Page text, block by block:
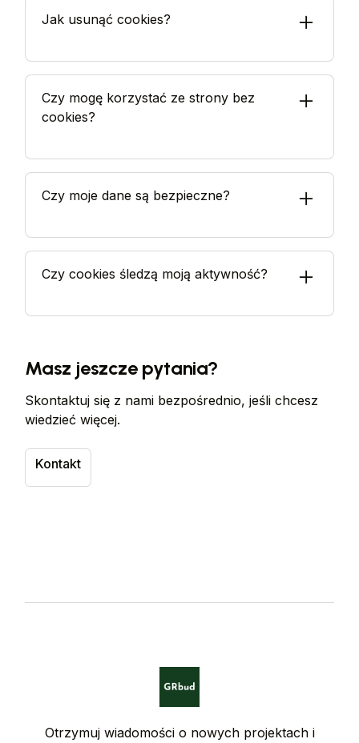
momencie, klikając link w stopce strony. Twoje nowe
ustawienia będą obowiązywać natychmiast.
Jak usunąć cookies?
Znajdziesz ją w ustawieniach prywatności. Po
wyczyszczeniu cookies będziesz musiał zaakceptować
Czy mogę korzystać ze strony bez
cookies?
korzystać z podstawowych funkcji.
Czy moje dane są bezpieczne?
standardami bezpieczeństwa. Nie sprzedajemy informacji
osobistych trzecim stronom.
Czy cookies śledzą moją aktywność?
zawartość i funkcjonalność serwisu.
Masz jeszcze pytania?
Skontaktuj się z nami bezpośrednio, jeśli chcesz
wiedzieć więcej.
Kontakt
Otrzymuj wiadomości o nowych projektach i